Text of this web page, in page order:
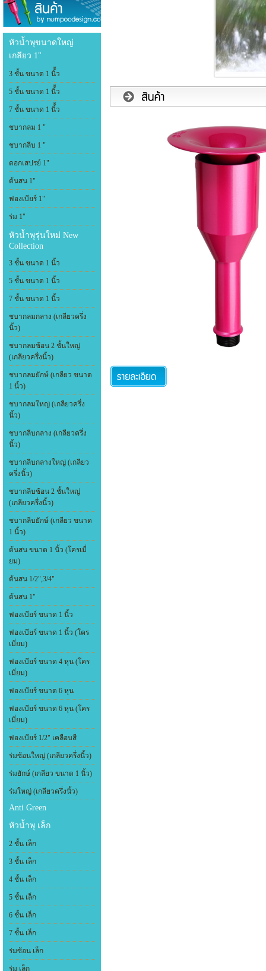
หัวน้ำพุขนาดใหญ่
เกลียว 1"
3 ชั้น ขนาด 1 นิ้้ว
5 ชั้น ขนาด 1 นิ้้ว
7 ชั้น ขนาด 1 นิ้้ว
ชบากลม 1 "
ชบากลีบ 1 "
ดอกเสปรย์ 1"
ต้นสน 1"
ฟองเบียร์ 1"
ร่ม 1"
หัวน้ำพุรุ่นใหม่ New
Collection
3 ชั้น ขนาด 1 นิ้ว
5 ชั้น ขนาด 1 นิ้ว
7 ชั้น ขนาด 1 นิ้ว
ชบากลมกลาง (เกลียวครึ่ง
นิ้ว)
ชบากลมซ้อน 2 ชั้นใหญ่
(เกลียวครึ่งนิ้ว)
ชบากลมยักษ์ (เกลียว ขนาด
1 นิ้ว)
ชบากลมใหญ่ (เกลียวครึ่ง
นิ้ว)
ชบากลีบกลาง (เกลียวครึ่ง
นิ้ว)
ชบากลีบกลางใหญ่ (เกลียว
ครึ่งนิ้ว)
ชบากลีบซ้อน 2 ชั้นใหญ่
(เกลียวครึ่งนิ้ว)
ชบากลีบยักษ์ (เกลียว ขนาด
1 นิ้ว)
ต้นสน ขนาด 1 นิ้ว (โครเมี่
ยม)
ต้นสน 1/2",3/4"
ต้นสน 1"
ฟองเบียร์ ขนาด 1 นิ้ว
ฟองเบียร์ ขนาด 1 นิ้ว (โคร
เมี่ยม)
ฟองเบียร์ ขนาด 4 หุน (โคร
เมี่ยม)
ฟองเบียร์ ขนาด 6 หุน
ฟองเบียร์ ขนาด 6 หุน (โคร
เมี่ยม)
ฟองเบียร์ 1/2" เคลือบสี
ร่มซ้อนใหญ่ (เกลียวครึ่งนิ้ว)
ร่มยักษ์ (เกลียว ขนาด 1 นิ้ว)
ร่มใหญ่ (เกลียวครึ่งนิ้ว)
Anti Green
หัวน้ำพุ เล็ก
2 ชั้น เล็ก
3 ชั้น เล็ก
4 ชั้น เล็ก
5 ชั้น เล็ก
6 ชั้น เล็ก
7 ชั้น เล็ก
ร่มซ้อน เล็ก
ร่ม เล็ก